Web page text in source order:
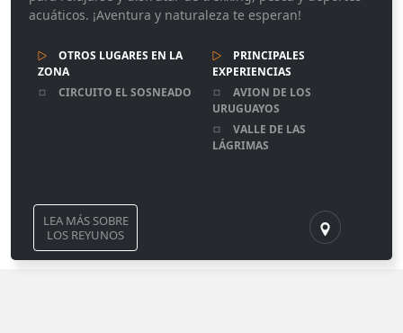
acuáticos. ¡Aventura y naturaleza te esperan!
OTROS LUGARES EN LA
ZONA
CIRCUITO EL SOSNEADO
PRINCIPALES
EXPERIENCIAS
AVION DE LOS
URUGUAYOS
VALLE DE LAS
LÁGRIMAS
LEA MÁS SOBRE
LOS REYUNOS